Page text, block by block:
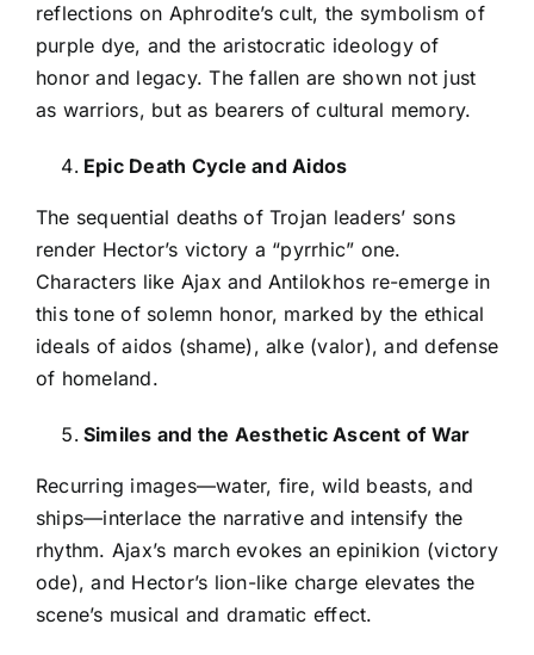
reflections on Aphrodite’s cult, the symbolism of
purple dye, and the aristocratic ideology of
honor and legacy. The fallen are shown not just
as warriors, but as bearers of cultural memory.
Epic Death Cycle and Aidos
The sequential deaths of Trojan leaders’ sons
render Hector’s victory a “pyrrhic” one.
Characters like Ajax and Antilokhos re-emerge in
this tone of solemn honor, marked by the ethical
ideals of aidos (shame), alke (valor), and defense
of homeland.
Similes and the Aesthetic Ascent of War
Recurring images—water, fire, wild beasts, and
ships—interlace the narrative and intensify the
rhythm. Ajax’s march evokes an epinikion (victory
ode), and Hector’s lion-like charge elevates the
scene’s musical and dramatic effect.